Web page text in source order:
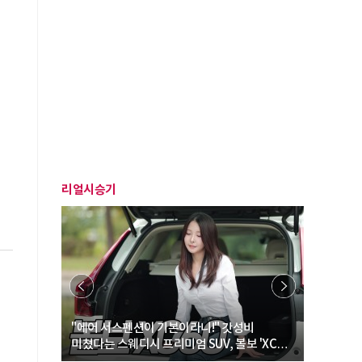
리얼시승기
"에어 서스펜션이 기본이라니!" 갓성비
미쳤다는 스웨디시 프리미엄 SUV, 볼보 'XC60